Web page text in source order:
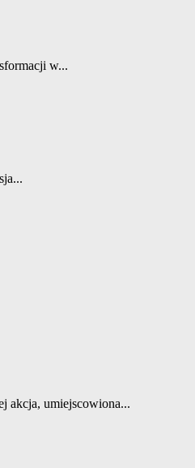
w...
akcja, umiejscowiona...